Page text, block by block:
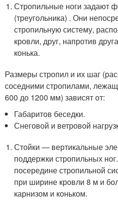
Стропильные ноги задают
(треугольника) . Они
стропильную систему,
кровли, друг, напротив
конька.
Размеры стропил и их шаг
соседними стропилами,
600 до 1200 мм) зависят от:
Габаритов беседки.
Снеговой и ветровой
Стойки — вертикальные
поддержки стропильных
посередине стропильной
при ширине кровли 8 м и
карнизом и коньком.